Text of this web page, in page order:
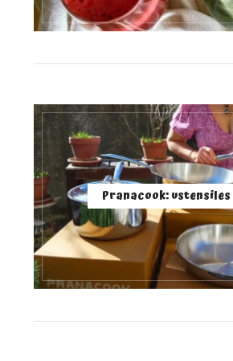
Pranacook: